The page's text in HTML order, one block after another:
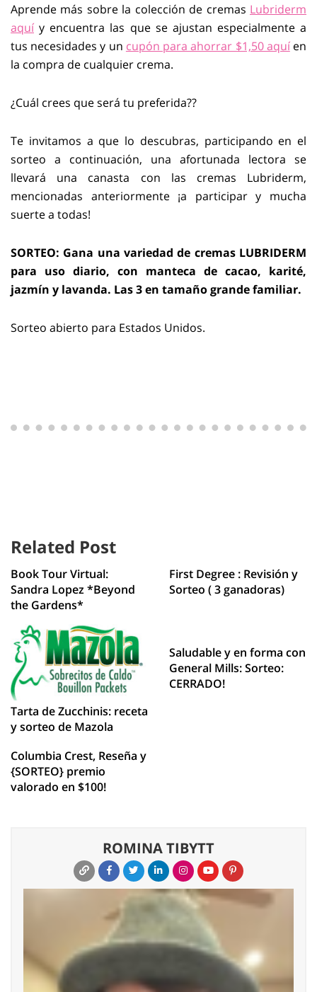
Aprende más sobre la colección de cremas Lubriderm
aquí y encuentra las que se ajustan especialmente a
tus necesidades y un cupón para ahorrar $1,50 aquíen
la compra de cualquier crema.
¿Cuál crees que será tu preferida??
Te invitamos a que lo descubras, participando en el
sorteo a continuación, una afortunada lectora se
llevará una canasta con las cremas Lubriderm,
mencionadas anteriormente ¡a participar y mucha
suerte a todas!
SORTEO: Gana una variedad de cremas LUBRIDERM
para uso diario, con manteca de cacao, karité,
jazmín y lavanda. Las 3 en tamaño grande familiar.
Sorteo abierto para Estados Unidos.
Related Post
Book Tour Virtual:
Sandra Lopez *Beyond
the Gardens*
First Degree : Revisión y
Sorteo ( 3 ganadoras)
Tarta de Zucchinis: receta
y sorteo de Mazola
Saludable y en forma con
General Mills: Sorteo:
CERRADO!
Columbia Crest, Reseña y
{SORTEO} premio
valorado en $100!
ROMINA TIBYTT